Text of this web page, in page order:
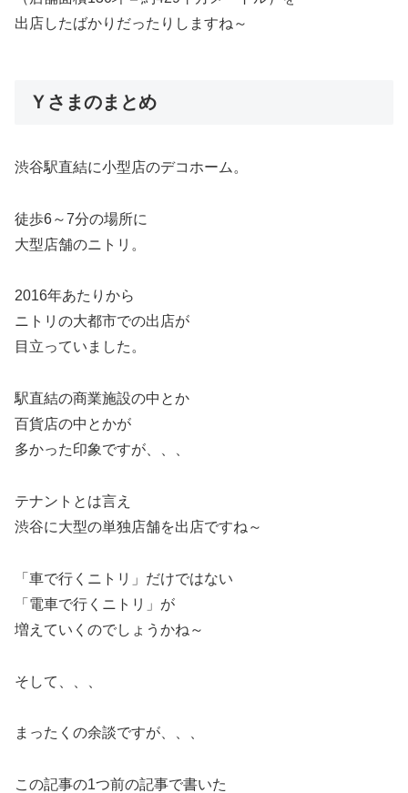
出店したばかりだったりしますね～
Ｙさまのまとめ
渋谷駅直結に小型店のデコホーム。
徒歩6～7分の場所に
大型店舗のニトリ。
2016年あたりから
ニトリの大都市での出店が
目立っていました。
駅直結の商業施設の中とか
百貨店の中とかが
多かった印象ですが、、、
テナントとは言え
渋谷に大型の単独店舗を出店ですね～
「車で行くニトリ」だけではない
「電車で行くニトリ」が
増えていくのでしょうかね～
そして、、、
まったくの余談ですが、、、
この記事の1つ前の記事で書いた